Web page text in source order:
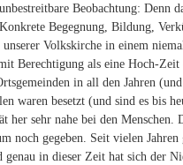
Beobachtung: Denn
Begegnung, Bildung,
Volkskirche in einem
Berechtigung als eine Hoch-Zeit
in all den Jahren
waren besetzt (und sind es bis
sehr nahe bei den Menschen.
noch gegeben. Seit vielen Jahren
in dieser Zeit hat sich der